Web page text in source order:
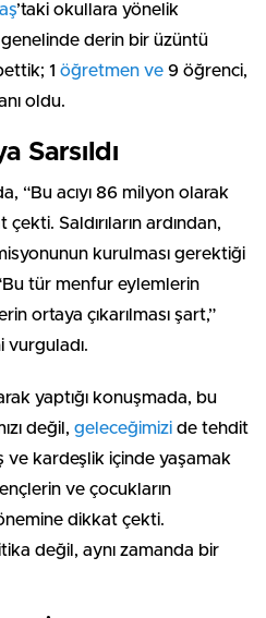
’taki okullara yönelik
genelinde derin bir üzüntü
1 öğretmen ve 9 öğrenci,
oldu.
Sarsıldı
“Bu acıyı 86 milyon olarak
Saldırıların ardından,
kurulması gerektiği
tür menfur eylemlerin
ortaya çıkarılması şart,”
vurguladı.
yaptığı konuşmada, bu
değil, geleceğimizi de tehdit
ve kardeşlik içinde yaşamak
ve çocukların
dikkat çekti.
değil, aynı zamanda bir